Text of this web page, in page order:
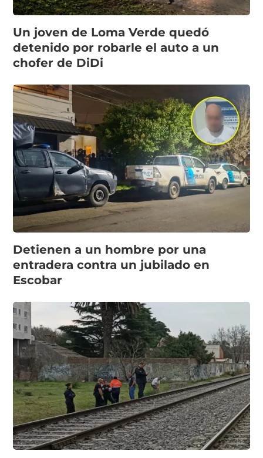
Un joven de Loma Verde quedó
detenido por robarle el auto a un
chofer de DiDi
Detienen a un hombre por una
entradera contra un jubilado en
Escobar